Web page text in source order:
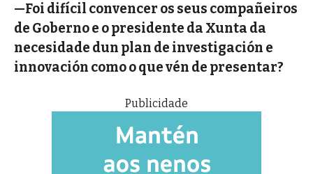
—Foi difícil convencer os seus compañeiros
de Goberno e o presidente da Xunta da
necesidade dun plan de investigación e
innovación como o que vén de presentar?
Publicidade